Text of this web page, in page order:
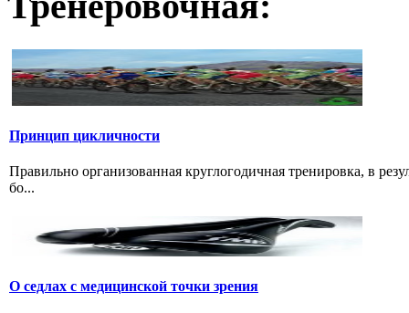
Принцип цикличности
Правильно организованная круглогодичная тренировка, в
бо...
О седлах с медицинской точки зрения